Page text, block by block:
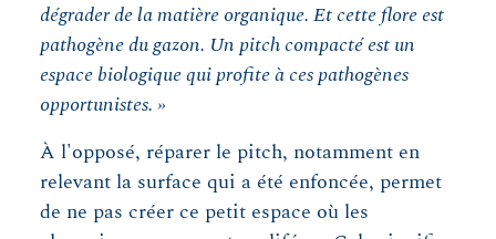
dégrader de la matière organique. Et cette flore est
pathogène du gazon. Un pitch compacté est un
espace biologique qui profite à ces pathogènes
opportunistes. »
À l'opposé, réparer le pitch, notamment en
relevant la surface qui a été enfoncée, permet
de ne pas créer ce petit espace où les